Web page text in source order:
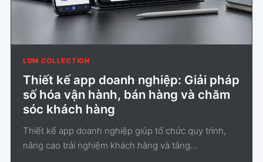
LDM COLLECTION
Thiết kế app doanh nghiệp: Giải pháp
số hóa vận hành, bán hàng và chăm
sóc khách hàng
Thiết kế app doanh nghiệp giúp tổ chức quy trình,
nâng cao trải nghiệm khách hàng và tăng...